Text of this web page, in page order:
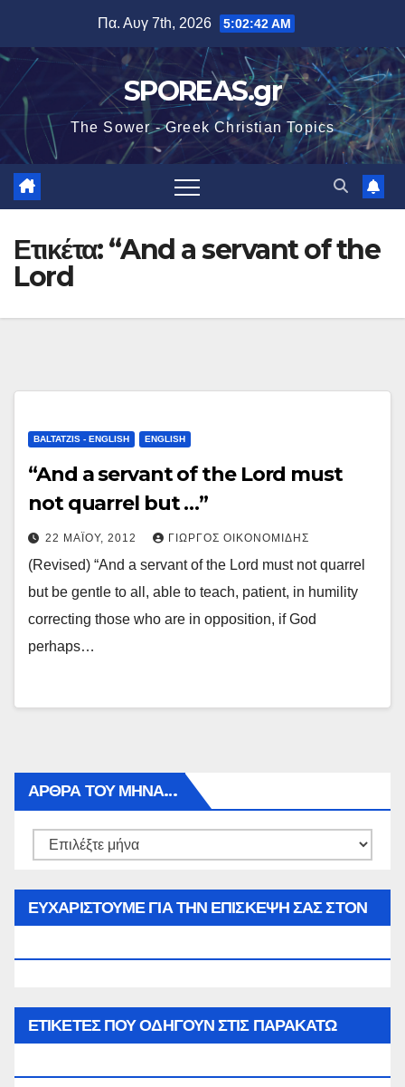
περιεχόμενο
Πα. Αυγ 7th, 2026 5:02:42 AM
SPOREAS.gr
The Sower - Greek Christian Topics
Ετικέτα:“And a servant of the
Lord
BALTATZIS - ENGLISH ENGLISH
“And a servant of the Lord must
not quarrel but …”
22 ΜΑΪ́ΟΥ, 2012 ΓΙΏΡΓΟΣ ΟΙΚΟΝΟΜΊΔΗΣ
(Revised) “And a servant of the Lord must not quarrel
but be gentle to all, able to teach, patient, in humility
correcting those who are in opposition, if God
perhaps…
ΑΡΘΡΑ ΤΟΥ ΜΉΝΑ…
Αρθρα
ΕΥΧΑΡΙΣΤΟΥΜΕ ΓΙΑ ΤΗΝ ΕΠΙΣΚΕΨΗ ΣΑΣ ΣΤΟΝ
ΕΤΙΚΈΤΕΣ ΠΟΥ ΟΔΗΓΟΎΝ ΣΤΙΣ ΠΑΡΑΚΆΤΩ